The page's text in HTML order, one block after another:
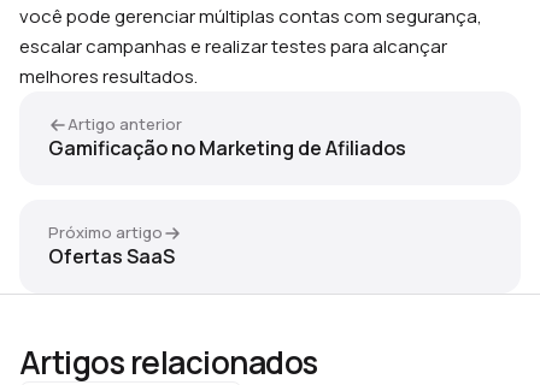
você pode gerenciar múltiplas contas com segurança,
escalar campanhas e realizar testes para alcançar
melhores resultados.
Artigo anterior
Gamificação no Marketing de Afiliados
Próximo artigo
Ofertas SaaS
Artigos relacionados